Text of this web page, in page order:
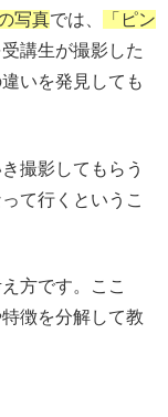
写真では、
「ピン
講生が撮影した
いを発見しても
撮影してもらう
て行くというこ
方です。ここ
徴を分解して教